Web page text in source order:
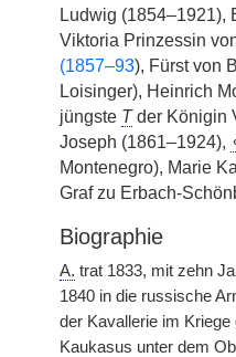
Ludwig (1854–1921),
Viktoria Prinzessin
(1857–93), Fürst von
Loisinger), Heinrich
jüngste Tder Königin
Joseph (1861–1924),
Montenegro), Marie
Graf zu Erbach-
Biographie
A. trat 1833, mit zehn
1840 in die russische
der Kavallerie im
Kaukasus unter dem